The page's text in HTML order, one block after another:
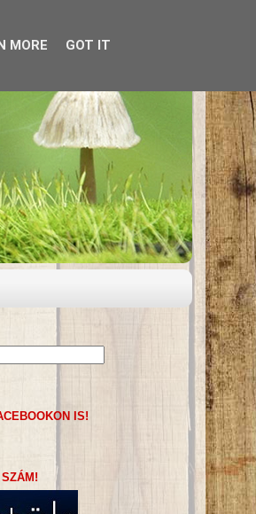
IS!
MORE GOT IT